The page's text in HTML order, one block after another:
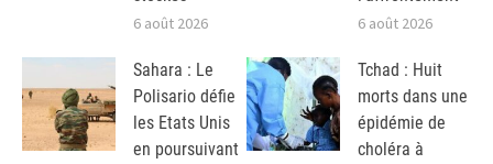
6 août 2026 6 août 2026
Sahara : Le
Polisario défie
les Etats Unis
en poursuivant
Tchad : Huit
morts dans une
épidémie de
choléra à